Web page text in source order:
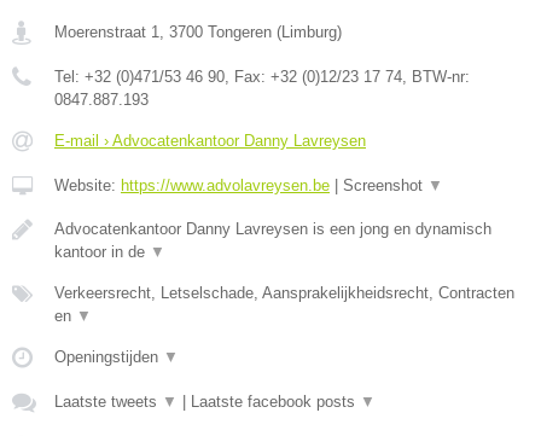
Moerenstraat 1, 3700 Tongeren (Limburg)
Tel: +32 (0)471/53 46 90, Fax: +32 (0)12/23 17 74, BTW-nr:
0847.887.193
E-mail › Advocatenkantoor Danny Lavreysen
Website: https://www.advolavreysen.be Screenshot ▼
Advocatenkantoor Danny Lavreysen is een jong en dynamisch
kantoor in de ▼
Verkeersrecht, Letselschade, Aansprakelijkheidsrecht, Contracten
en ▼
Openingstijden ▼
Laatste tweets ▼ Laatste facebook posts ▼